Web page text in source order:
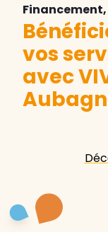
vos
avec